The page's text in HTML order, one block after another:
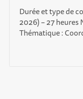
Durée et type de
2026) – 27 heures
Thématique :